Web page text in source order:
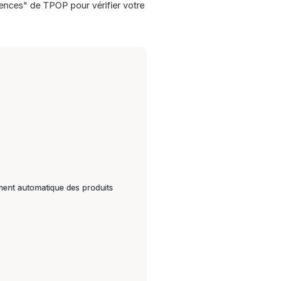
de TPOP pour vérifier votre
automatique des produits